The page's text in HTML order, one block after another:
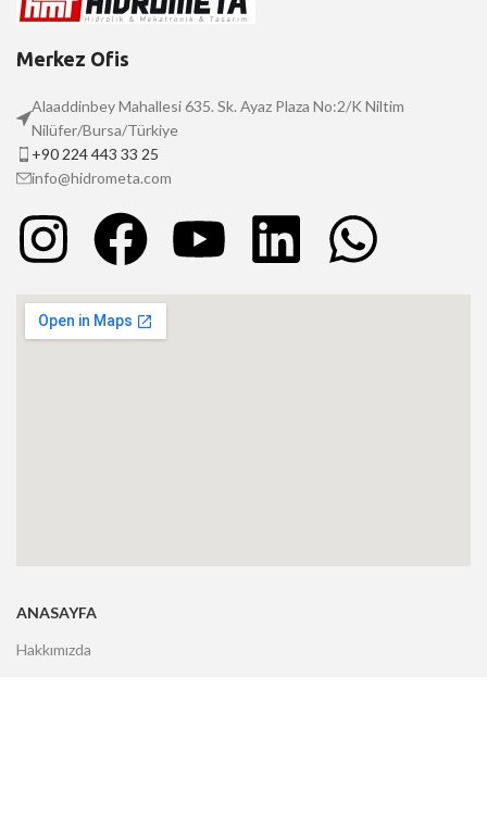
Merkez Ofis
Alaaddinbey Mahallesi 635. Sk. Ayaz Plaza No:2/K Niltim
Nilüfer/Bursa/Türkiye
+90 224 443 33 25
info@hidrometa.com
ANASAYFA
Hakkımızda